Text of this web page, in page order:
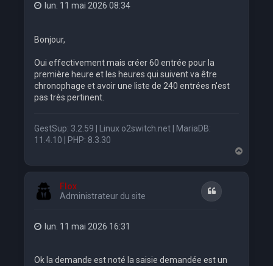
lun. 11 mai 2026 08:34
Bonjour,
Oui effectivement mais créer 60 entrée pour la
première heure et les heures qui suivent va être
chronophage et avoir une liste de 240 entrées n'est
pas très pertinent.
GestSup: 3.2.59 | Linux o2switch.net | MariaDB:
11.4.10 | PHP: 8.3.30
a
Flox
Administrateur du site
Citation
lun. 11 mai 2026 16:31
Ok la demande est noté la saisie demandée est un